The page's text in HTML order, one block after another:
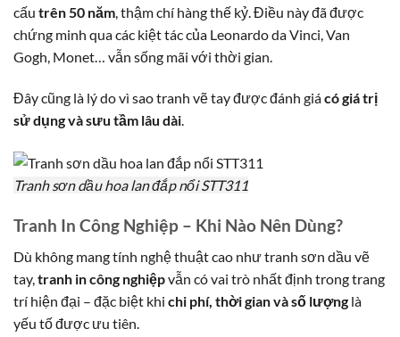
cấu trên 50 năm, thậm chí hàng thế kỷ. Điều này đã được
chứng minh qua các kiệt tác của Leonardo da Vinci, Van
Gogh, Monet… vẫn sống mãi với thời gian.
Đây cũng là lý do vì sao tranh vẽ tay được đánh giácó giá trị
sử dụng và sưu tầm lâu dài.
Tranh sơn dầu hoa lan đắp nổi STT311
Tranh In Công Nghiệp – Khi Nào Nên Dùng?
Dù không mang tính nghệ thuật cao như tranh sơn dầu vẽ
tay,tranh in công nghiệpvẫn có vai trò nhất định trong trang
trí hiện đại – đặc biệt khi chi phí, thời gian và số lượng là
yếu tố được ưu tiên.